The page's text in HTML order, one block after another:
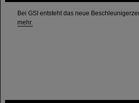
Bei GSI entsteht das neue
mehr.